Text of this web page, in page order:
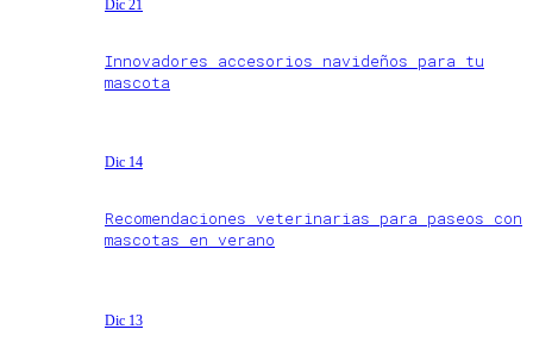
Dic 21
Innovadores accesorios navideños para tu
mascota
Dic 14
Recomendaciones veterinarias para paseos con
mascotas en verano
Dic 13